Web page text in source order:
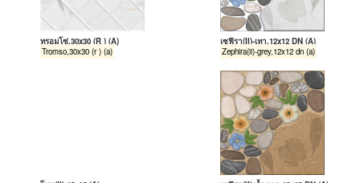
ทรอมโซ่,30x30 (R ) (A)
Tromso,30x30 (r ) (a)
เซฟิรา(II)-เทา,12x12 DN (A)
Zephira(ii)-grey,12x12 dn (a)